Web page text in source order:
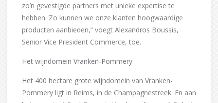
zo’n gevestigde partners met unieke expertise te
hebben. Zo kunnen we onze klanten hoogwaardige
producten aanbieden,” voegt Alexandros Boussis,
Senior Vice President Commerce, toe.
Het wijndomein Vranken-Pommery
Het 400 hectare grote wijndomein van Vranken-
Pommery ligt in Reims, in de Champagnestreek. En aan